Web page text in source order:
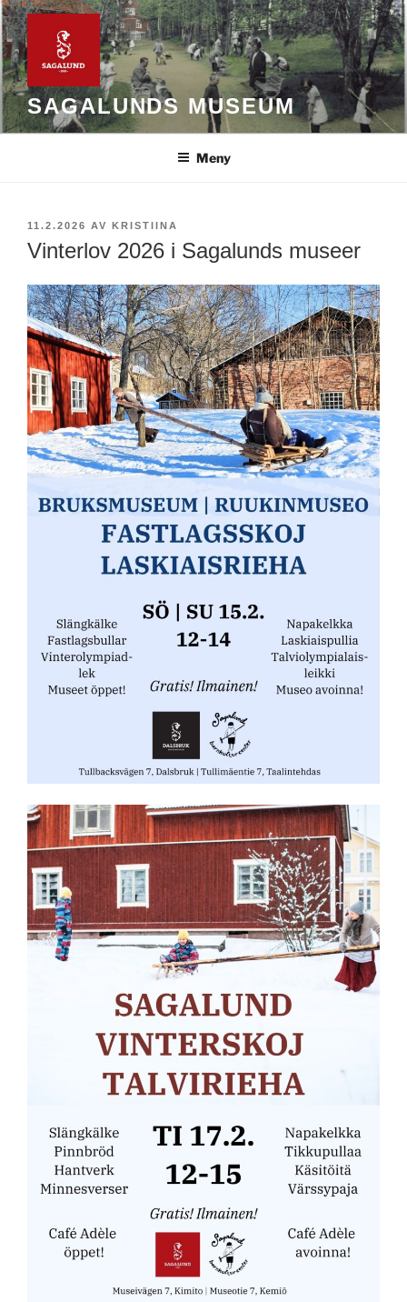
Hoppa
till
innehåll
SAGALUNDS MUSEUM
Meny
PUBLICERAT
11.2.2026 AV KRISTIINA
Vinterlov 2026 i Sagalunds museer